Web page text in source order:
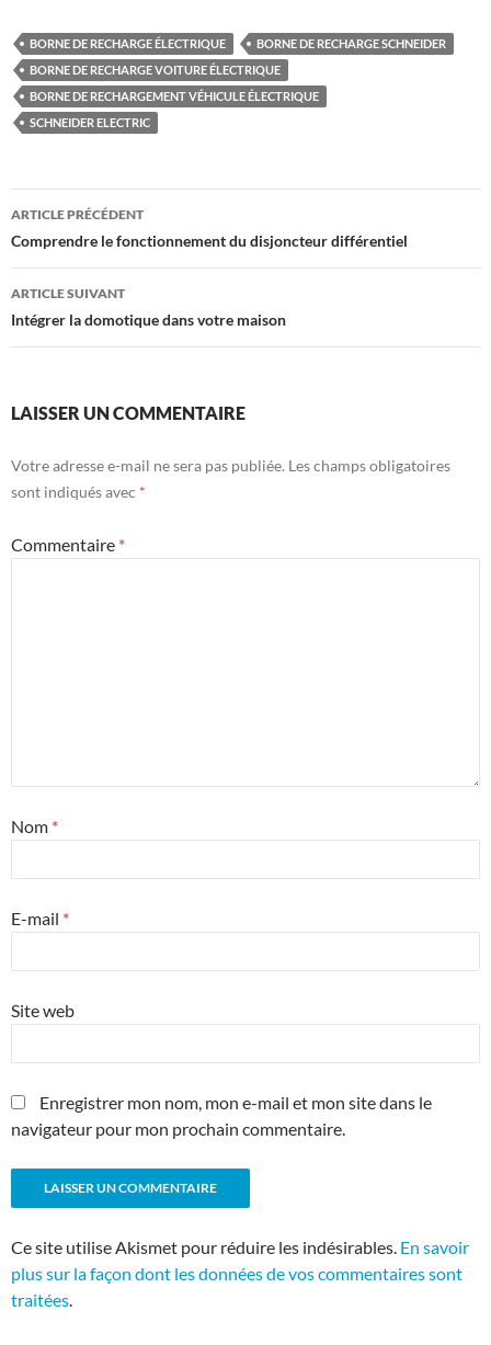
BORNE DE RECHARGE ÉLECTRIQUE
BORNE DE RECHARGE SCHNEIDER
BORNE DE RECHARGE VOITURE ÉLECTRIQUE
BORNE DE RECHARGEMENT VÉHICULE ÉLECTRIQUE
SCHNEIDER ELECTRIC
Navigation
des
articles
ARTICLE PRÉCÉDENT
Comprendre le fonctionnement du disjoncteur différentiel
ARTICLE SUIVANT
Intégrer la domotique dans votre maison
LAISSER UN COMMENTAIRE
Votre adresse e-mail ne sera pas publiée. Les champs obligatoires
sont indiqués avec *
Commentaire *
Nom *
E-mail *
Site web
Enregistrer mon nom, mon e-mail et mon site dans le
navigateur pour mon prochain commentaire.
Ce site utilise Akismet pour réduire les indésirables. En savoir
plus sur la façon dont les données de vos commentaires sont
traitées.